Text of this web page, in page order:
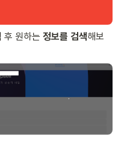
후 원하는 정보를 검색해보